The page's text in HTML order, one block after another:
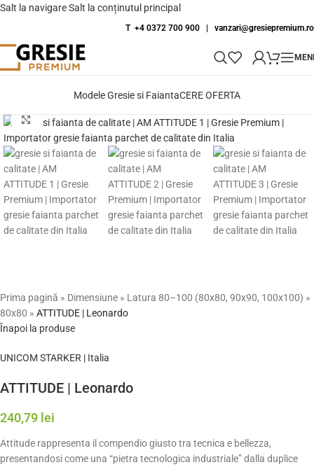
Salt la navigareSalt la conținutul principal
T +4 0372 700 900 | vanzari@gresiepremium.ro
Modele Gresie si FaiantaCERE OFERTA
Fă clic pentru a mări
Prima pagină » Dimensiune » Latura 80–100 (80x80, 90x90, 100x100) »
80x80 » ATTITUDE | Leonardo
Înapoi la produse
UNICOM STARKER | Italia
ATTITUDE | Leonardo
240,79 lei
Attitude rappresenta il compendio giusto tra tecnica e bellezza,
presentandosi come una “pietra tecnologica industriale” dalla duplice